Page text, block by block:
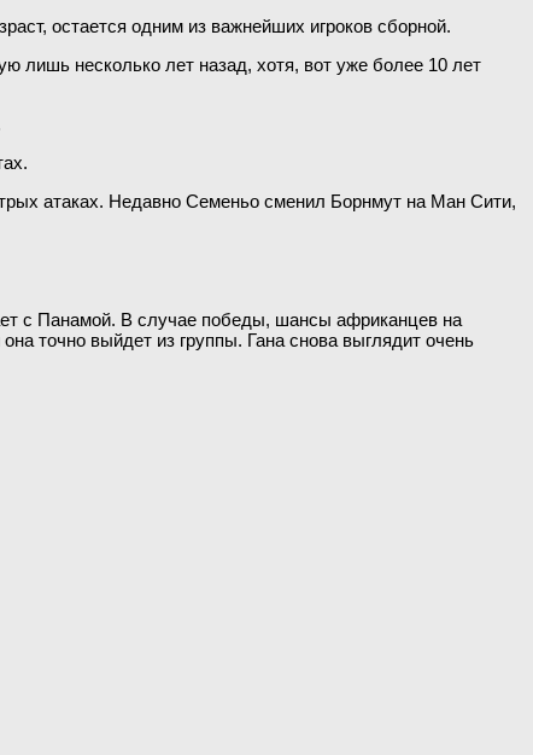
остается одним из важнейших игроков сборной.
несколько лет назад, хотя, вот уже более 10 лет
атаках. Недавно Семеньо сменил Борнмут на Ман Сити,
с Панамой. В случае победы, шансы африканцев на
точно выйдет из группы. Гана снова выглядит очень